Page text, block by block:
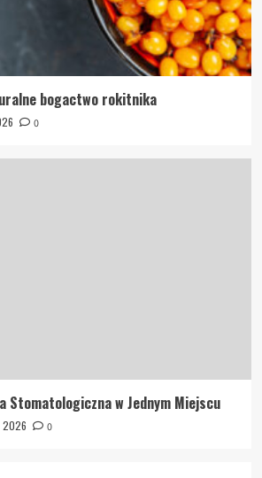
bogactwo rokitnika
0
Stomatologiczna w Jednym Miejscu
2026 0